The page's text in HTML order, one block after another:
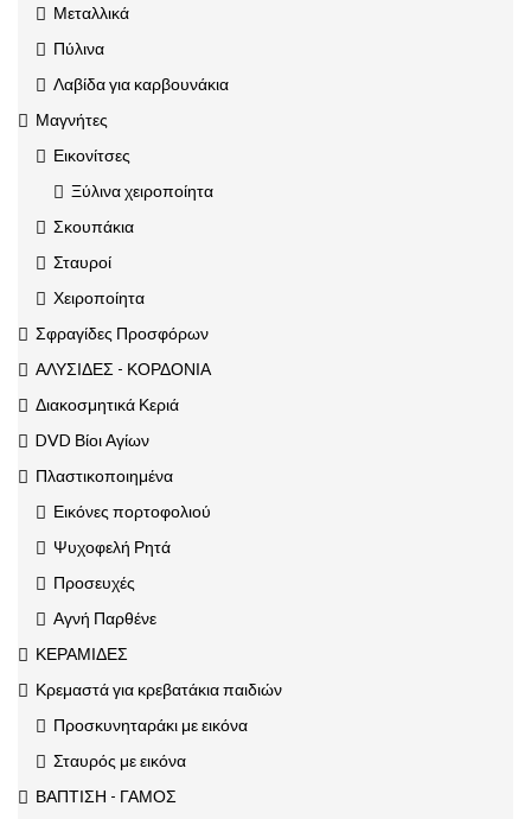
Μεταλλικά
Πύλινα
Λαβίδα για καρβουνάκια
Μαγνήτες
Εικονίτσες
Ξύλινα χειροποίητα
Σκουπάκια
Σταυροί
Χειροποίητα
Σφραγίδες Προσφόρων
ΑΛΥΣΙΔΕΣ - ΚΟΡΔΟΝΙΑ
Διακοσμητικά Κεριά
DVD Βίοι Αγίων
Πλαστικοποιημένα
Εικόνες πορτοφολιού
Ψυχοφελή Ρητά
Προσευχές
Αγνή Παρθένε
ΚΕΡΑΜΙΔΕΣ
Κρεμαστά για κρεβατάκια παιδιών
Προσκυνηταράκι με εικόνα
Σταυρός με εικόνα
ΒΑΠΤΙΣΗ - ΓΑΜΟΣ